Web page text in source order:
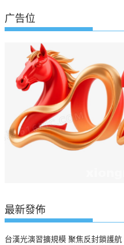
航
广告位
最新發佈
台漢光演習擴規模 聚焦反封鎖護航